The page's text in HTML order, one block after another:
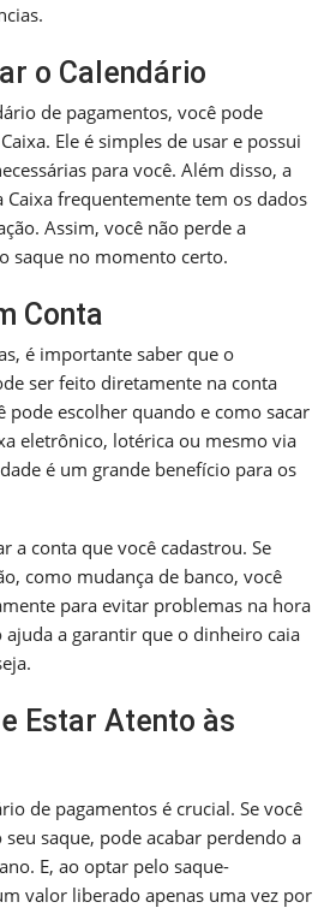
o Calendário
de pagamentos, você pode
Ele é simples de usar e possui
para você. Além disso, a
Caixa frequentemente tem os dados
Assim, você não perde a
saque no momento certo.
Conta
é importante saber que o
ser feito diretamente na conta
pode escolher quando e como sacar
eletrônico, lotérica ou mesmo via
é um grande benefício para os
a conta que você cadastrou. Se
como mudança de banco, você
para evitar problemas na hora
ajuda a garantir que o dinheiro caia
Estar Atento às
de pagamentos é crucial. Se você
saque, pode acabar perdendo a
E, ao optar pelo saque-
valor liberado apenas uma vez por